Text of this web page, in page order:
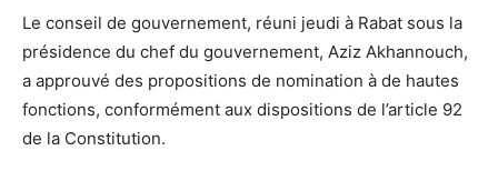
Le conseil de gouvernement, réuni jeudi à Rabat sous la
présidence du chef du gouvernement, Aziz Akhannouch,
a approuvé des propositions de nomination à de hautes
fonctions, conformément aux dispositions de l’article 92
de la Constitution.